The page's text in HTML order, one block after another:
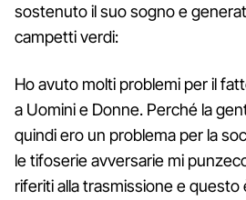
sostenuto il suo sogno e
campetti verdi:
Ho avuto molti problemi per il
a Uomini e Donne. Perché la
quindi ero un problema per la
le tifoserie avversarie mi
riferiti alla trasmissione e